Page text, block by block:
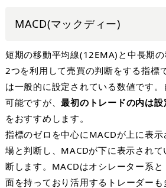
MACD(マックディー)
短期の移動平均線(12EMA) と中長期
2つを利用して売買の判断をする指標
は一般的に設定されている数値です
可能ですが、最初のトレードの内は
をおすすめします。
指標のゼロを中心にMACDが上に表
場と判断し、 MACDが下に表示され
断します。 MACDはオシレーター系
面を持っており活用するトレーダーも